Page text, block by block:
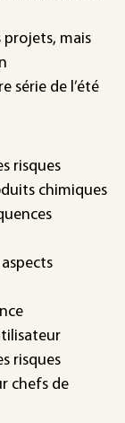
projets, mais
série de l’été
risques
chimiques
risques
chefs de